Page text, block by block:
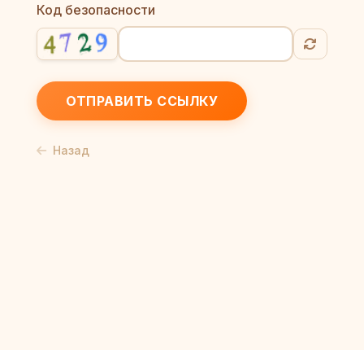
Код безопасности
ОТПРАВИТЬ ССЫЛКУ
Назад